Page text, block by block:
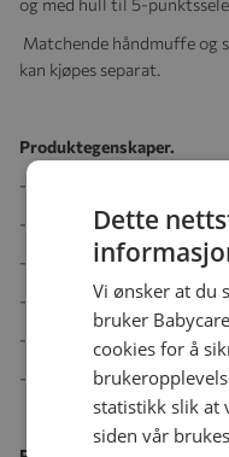
og med hull til 5-
Matchende håndmuffe og
kan kjøpes separat.
Produktegenskaper.
- Varmeisolerende dun, 80/
- Vaskbar ull i ryggen.
- Kan forlenges til 130 cm.
- Vindtett.
- Hull til 5-punktsseler.
- Anti-skli i ryggen.
Dette
Vi ønsker at du
bruker
cookies for å
statistikk slik at
siden vår